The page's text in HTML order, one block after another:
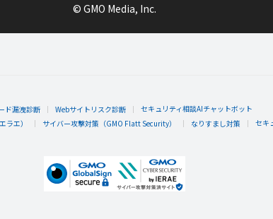
© GMO Media, Inc.
ド漏洩診断 Webサイトリスク診断
セキュリティ相談AIチャットボット
ラエ） サイバー攻撃対策（GMO Flatt Security） なりすまし対策 セキ